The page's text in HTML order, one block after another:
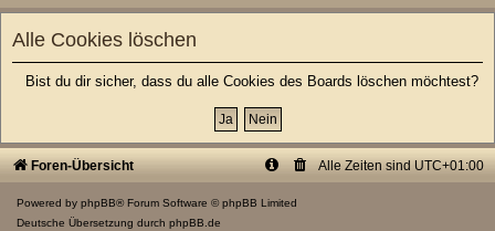
Alle Cookies löschen
Bist du dir sicher, dass du alle Cookies des Boards löschen möchtest?
Foren-Übersicht Alle Zeiten sind UTC+01:00
Powered by phpBB® Forum Software © phpBB Limited
Deutsche Übersetzung durch phpBB.de